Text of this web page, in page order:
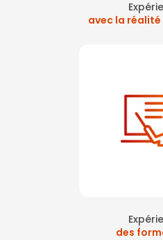
avec la
des